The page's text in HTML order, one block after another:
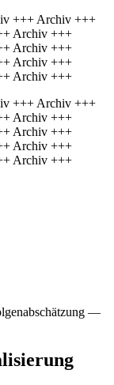
+++ Archiv +++
Archiv +++
Archiv +++
Archiv +++
Archiv +++
+++ Archiv +++
Archiv +++
Archiv +++
Archiv +++
Archiv +++
—